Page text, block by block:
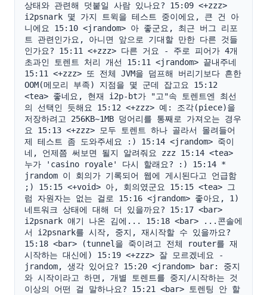
상태와 관련해 덧붙일 사람 있나요? 15:09 <+zzz>
i2psnark 몇 가지 트윅을 테스트 중이에요, 큰 건 아
니에요 15:10 <jrandom> 아 좋군요, 최근 버그 리포
트 관련인가요, 아니면 앞으로 기대할 만한 다른 것들
인가요? 15:11 <+zzz> 다른 거요 - 주로 피어가 4개
초과인 토렌트 처리 개선 15:11 <jrandom> 끝내주네
15:11 <+zzz> 또 전체 JVM을 덤프해 버리기보다 흔한
OOM(메모리 부족) 지점을 몇 군데 잡고요 15:12
<tea> 좋네요, 현재 i2p-bt가 "고"속 토렌트엔 최선
의 선택인 듯해요 15:12 <+zzz> 예: 조각(piece)을
저장하려고 256KB~1MB 덩어리를 통째로 가져오는 경우
요 15:13 <+zzz> 모두 토렌트 하나 골라서 몰려들어
제 테스트 좀 도와주세요 :) 15:14 <jrandom> 죽이
네, 언제쯤 써보면 될지 알려줘요 zzz 15:14 <tea>
누가 'casino royale' 다시 할래요? :) 15:14 *
jrandom 이 회의가 기록되어 웹에 게시된다고 언급함
;) 15:15 <+void> 아, 회의였군요 15:15 <tea> 그
럼 자원자는 없는 걸로 15:16 <jrandom> 좋아요, 1)
네트워크 상태에 대해 더 있을까요? 15:17 <bar>
i2psnark 얘기 나온 김에... 15:18 <bar> ...콘솔에
서 i2psnark를 시작, 중지, 재시작할 수 있을까요?
15:18 <bar> (tunnel을 죽이려고 전체 router를 재
시작하는 대신에) 15:19 <+zzz> 잘 모르겠네요 -
jrandom, 생각 있어요? 15:20 <jrandom> bar: 중지
와 시작이라고 하면, 개별 토렌트를 중지/시작하는 것
이상의 어떤 걸 말하나요? 15:21 <bar> 토렌팅 안 할